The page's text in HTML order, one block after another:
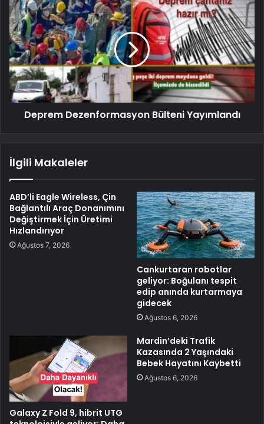
Deprem Dezenformasyon Bülteni Yayımlandı
İlgili Makaleler
ABD’li Eagle Wireless, Çin
Bağlantılı Araç Donanımını
Değiştirmek İçin Üretimi
Hızlandırıyor
Ağustos 7, 2026
Cankurtaran robotlar
geliyor: Boğulanı tespit
edip anında kurtarmaya
gidecek
Ağustos 6, 2026
Galaxy Z Fold 9, hibrit UTG
Mardin’deki Trafik
Kazasında 2 Yaşındaki
Bebek Hayatını Kaybetti
Ağustos 6, 2026